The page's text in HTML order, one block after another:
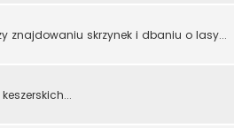
znajdowaniu skrzynek i dbaniu o lasy...